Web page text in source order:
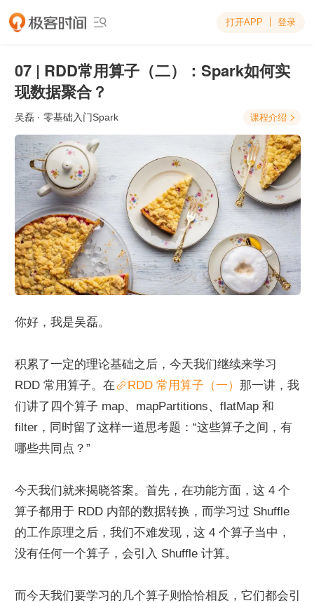
 打开APP 登录
07 | RDD常用算子（二）：Spark如何实
现数据聚合？
吴磊 · 零基础入门Spark 课程介绍 
你好，我是吴磊。
积累了一定的理论基础之后，今天我们继续来学习
RDD 常用算子。在
RDD 常用算子（一） 那一讲，我
们讲了四个算子 map、mapPartitions、flatMap 和
filter，同时留了这样一道思考题：“这些算子之间，有
哪些共同点？”
今天我们就来揭晓答案。首先，在功能方面，这 4 个
算子都用于 RDD 内部的数据转换，而学习过 Shuffle
的工作原理之后，我们不难发现，这 4 个算子当中，
没有任何一个算子，会引入 Shuffle 计算。
而今天我们要学习的几个算子则恰恰相反，它们都会引